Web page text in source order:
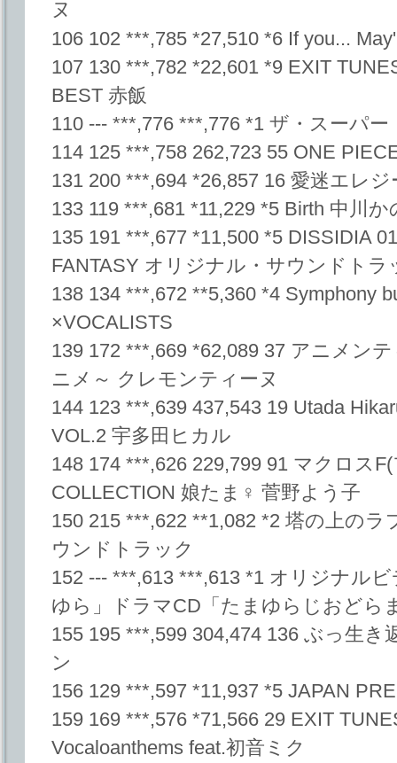
ヌ
106 102 ***,785 *27,510 *6 If you...
107 130 ***,782 *22,601 *9 EXIT
BEST 赤飯
110 --- ***,776 ***,776 *1 ザ・スーパ
114 125 ***,758 262,723 55 ONE
131 200 ***,694 *26,857 16 愛迷エレ
133 119 ***,681 *11,229 *5 Birth 中川
135 191 ***,677 *11,500 *5 DISSIDIA
FANTASY オリジナル・サウンドトラ
138 134 ***,672 **5,360 *4 Symphony
×VOCALISTS
139 172 ***,669 *62,089 37 アニメン
ニメ～ クレモンティーヌ
144 123 ***,639 437,543 19 Utada
VOL.2 宇多田ヒカル
148 174 ***,626 229,799 91 マクロス
COLLECTION 娘たま♀ 菅野よう子
150 215 ***,622 **1,082 *2 塔の上の
ウンドトラック
152 --- ***,613 ***,613 *1 オリジナル
ゆら」ドラマCD「たまゆらじおどら
155 195 ***,599 304,474 136 ぶっ生
ン
156 129 ***,597 *11,937 *5 JAPAN
159 169 ***,576 *71,566 29 EXIT
Vocaloanthems feat.初音ミク